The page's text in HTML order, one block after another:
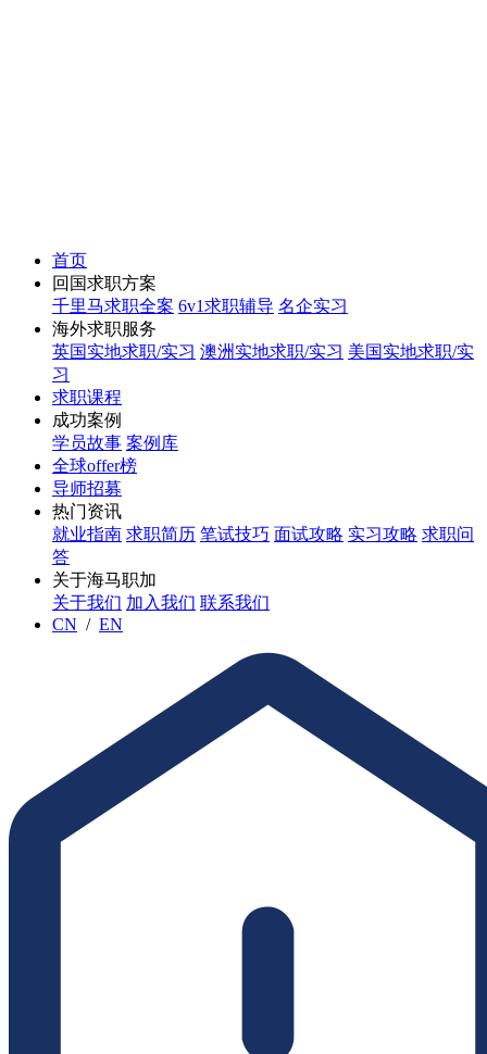
首页
回国求职方案
千里马求职全案 6v1求职辅导 名企实习
海外求职服务
英国实地求职/实习 澳洲实地求职/实习 美国实地求职/实
习
求职课程
成功案例
学员故事 案例库
全球offer榜
导师招募
热门资讯
就业指南 求职简历 笔试技巧 面试攻略 实习攻略 求职问
答
关于海马职加
关于我们 加入我们 联系我们
CN / EN